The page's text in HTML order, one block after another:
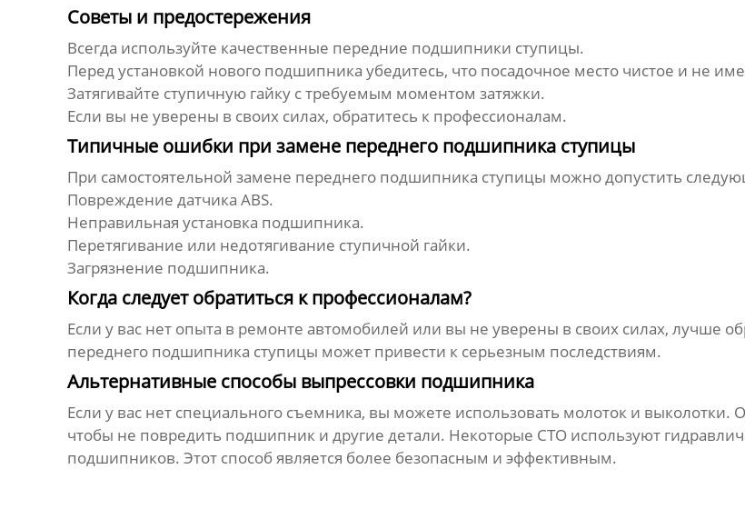
Советы и предостережения
Всегда используйте качественные передние подшипники ступицы.
Перед установкой нового подшипника убедитесь, что посадочное место чистое и не
Затягивайте ступичную гайку с требуемым моментом затяжки.
Если вы не уверены в своих силах, обратитесь к профессионалам.
Типичные ошибки при замене переднего подшипника ступицы
При самостоятельной замене переднего подшипника ступицы можно допустить
Повреждение датчика ABS.
Неправильная установка подшипника.
Перетягивание или недотягивание ступичной гайки.
Загрязнение подшипника.
Когда следует обратиться к профессионалам?
Если у вас нет опыта в ремонте автомобилей или вы не уверены в своих силах, лучше
переднего подшипника ступицы может привести к серьезным последствиям.
Альтернативные способы выпрессовки подшипника
Если у вас нет специального съемника, вы можете использовать молоток и выколотки.
чтобы не повредить подшипник и другие детали. Некоторые СТО используют
подшипников. Этот способ является более безопасным и эффективным.